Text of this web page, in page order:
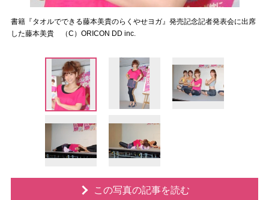
書籍『タオルでできる藤本美貴のらくやせヨガ』発売記念記者発表会に出席
した藤本美貴 （C）ORICON DD inc.
この写真の記事を読む